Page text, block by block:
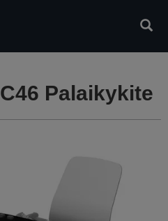
Palaikykite